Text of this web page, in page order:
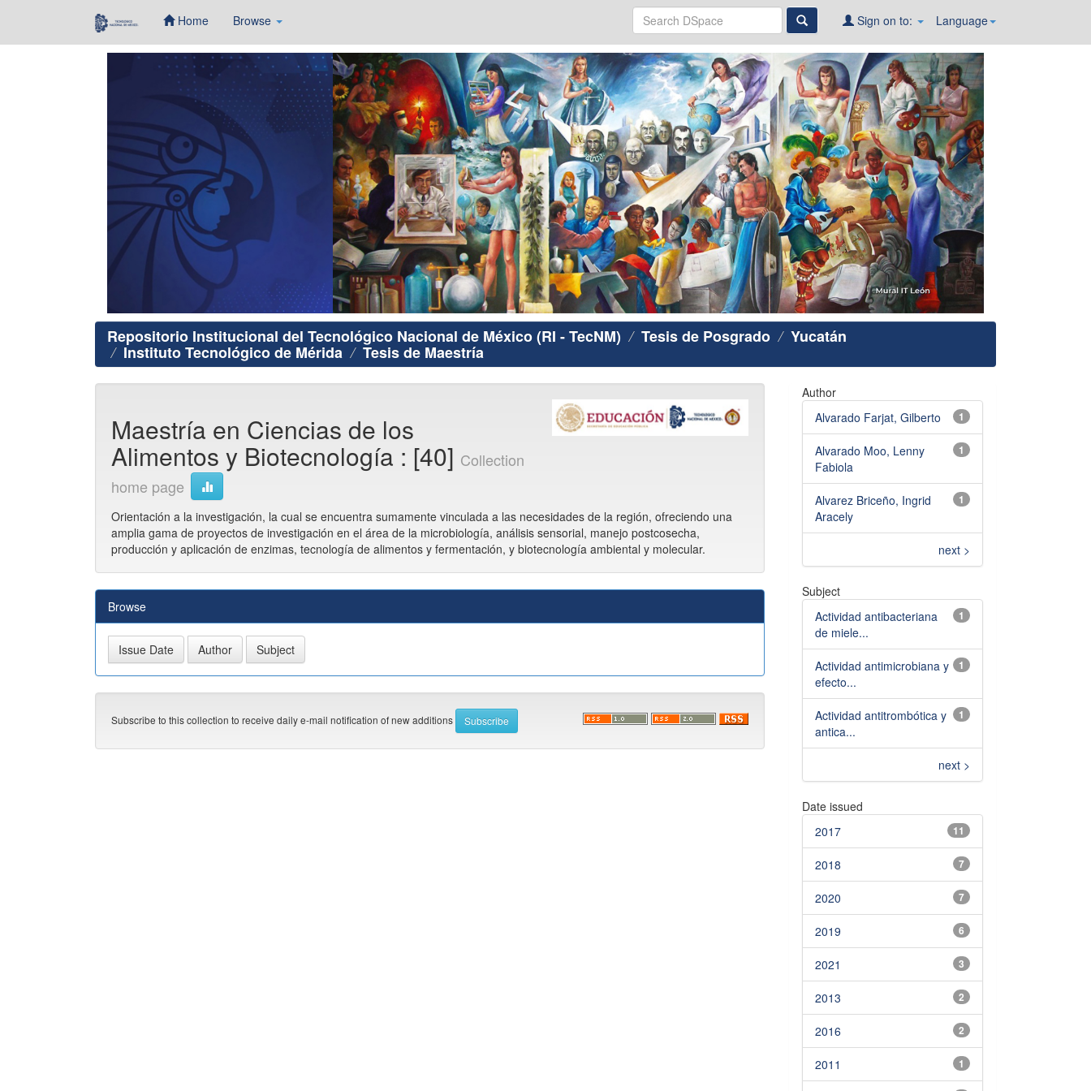
Home Browse Language
Sign on to:
Repositorio Institucional del Tecnológico Nacional de México (RI - TecNM) Tesis de Posgrado Yucatán
Instituto Tecnológico de Mérida Tesis de Maestría
Maestría en Ciencias de los
Alimentos y Biotecnología : [40] Collection
home page
Orientación a la investigación, la cual se encuentra sumamente vinculada a las necesidades de la región, ofreciendo una
amplia gama de proyectos de investigación en el área de la microbiología, análisis sensorial, manejo postcosecha,
producción y aplicación de enzimas, tecnología de alimentos y fermentación, y biotecnología ambiental y molecular.
Browse
Subscribe to this collection to receive daily e-mail notification of new additions
Author
1
Alvarado Farjat, Gilberto
1
Alvarado Moo, Lenny
Fabiola
1
Alvarez Briceño, Ingrid
Aracely
next >
Subject
1
Actividad antibacteriana
de miele...
1
Actividad antimicrobiana y
efecto...
1
Actividad antitrombótica y
antica...
next >
Date issued
11
2017
7
2018
7
2020
6
2019
3
2021
2
2013
2
2016
1
2011